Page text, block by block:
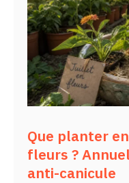
Que planter
fleurs ?
anti-canicule